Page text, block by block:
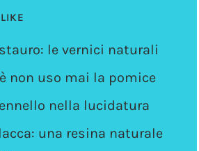
le vernici naturali
non uso mai la pomice
nella lucidatura
una resina naturale